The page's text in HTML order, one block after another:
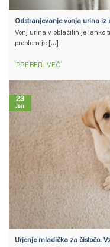
Odstranjevanje vonja urina iz
Vonj urina v oblačilih je lahko
problem je [...]
PREBERI VEČ
Urjenje mladička za čistočo.
23
Jan